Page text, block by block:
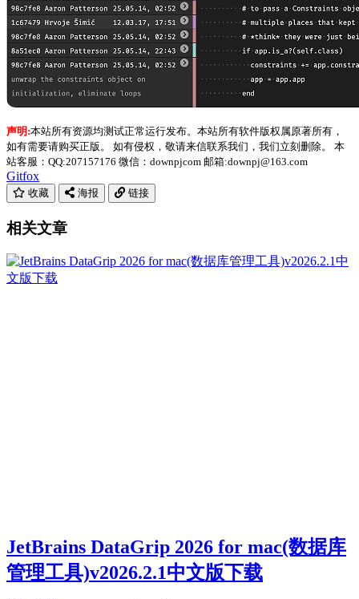
声明:本站所有资源均测试正常运行发布。本站所有软件版权属原著所有，
如有需要请购买正版。 如有侵权，敬请来信联系我们，我们立刻删除。 本
站客服：QQ:207157176 微信：downpjcom 邮箱:downpj@163.com
Gitfox
收藏 海报 链接
相关文章
JetBrains DataGrip 2026 for mac(数据库
管理工具)v2026.2.1中文版下载